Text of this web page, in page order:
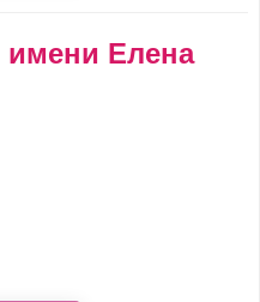
имени Елена